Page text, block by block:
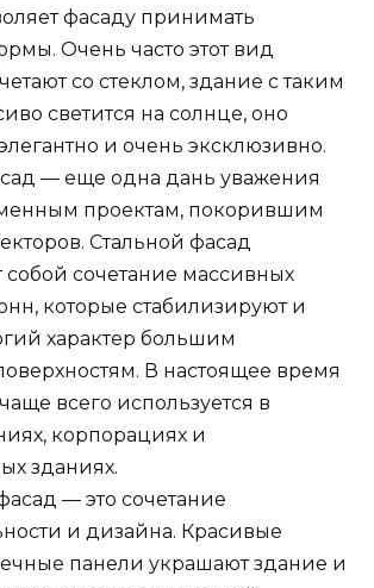
фасаду принимать
Очень часто этот вид
со стеклом, здание с таким
светится на солнце, оно
и очень эксклюзивно.
— еще одна дань уважения
проектам, покорившим
Стальной фасад
собой сочетание массивных
которые стабилизируют и
характер большим
В настоящее время
всего используется в
корпорациях и
зданиях.
— это сочетание
и дизайна. Красивые
панели украшают здание и